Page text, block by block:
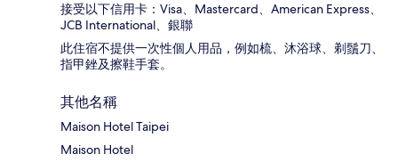
接受以下信用卡：Visa、Mastercard、American Express、
JCB International、銀聯
此住宿不提供一次性個人用品，例如梳、沐浴球、剃鬚刀、
指甲銼及擦鞋手套。
其他名稱
Maison Hotel Taipei
Maison Hotel